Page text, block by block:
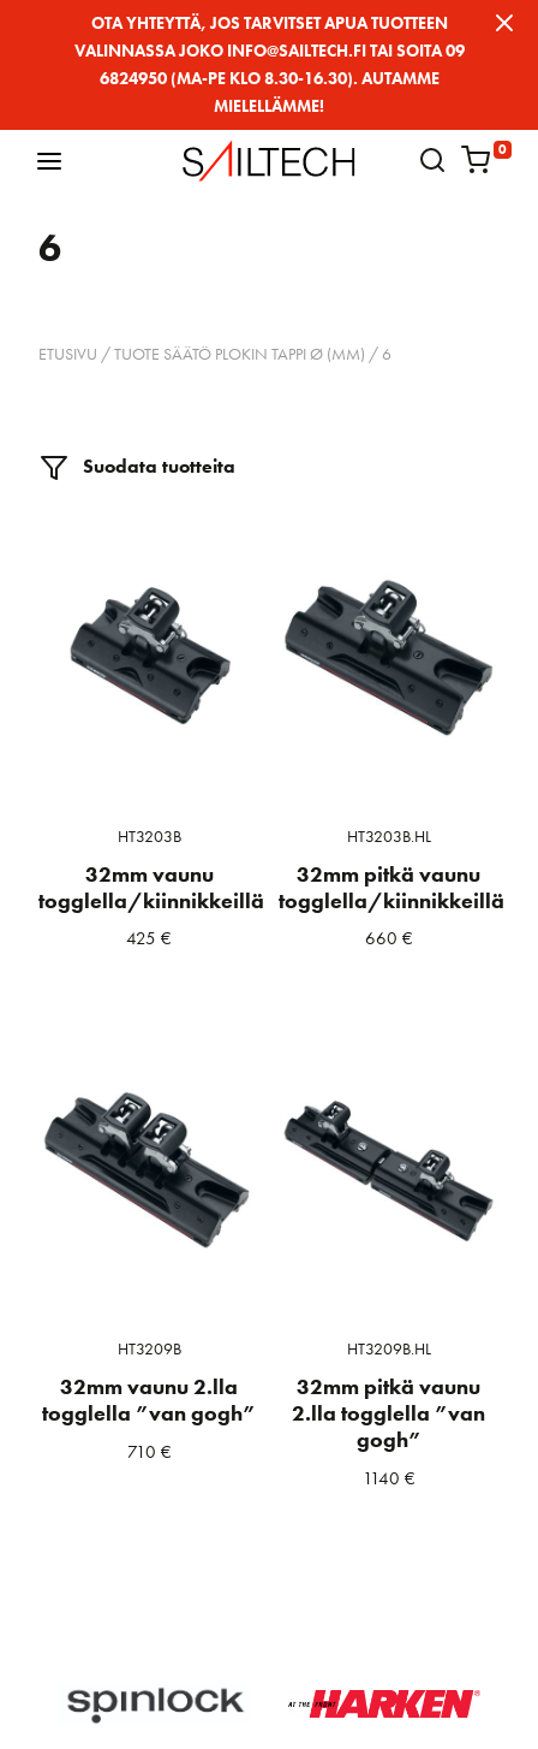
OTA YHTEYTTÄ, JOS TARVITSET APUA TUOTTEEN
VALINNASSA JOKO INFO@SAILTECH.FI TAI SOITA 09
6824950 (MA-PE KLO 8.30-16.30). AUTAMME
MIELELLÄMME!
0
6
ETUSIVU / TUOTE SÄÄTÖ PLOKIN TAPPI Ø (MM) / 6
Suodata tuotteita
HT3203B
32mm vaunu
togglella/kiinnikkeillä
425€
HT3203B.HL
32mm pitkä vaunu
togglella/kiinnikkeillä
660 €
HT3209B
32mm vaunu 2.lla
togglella ”van gogh”
710 €
HT3209B.HL
32mm pitkä vaunu
2.lla togglella ”van
gogh”
1140 €